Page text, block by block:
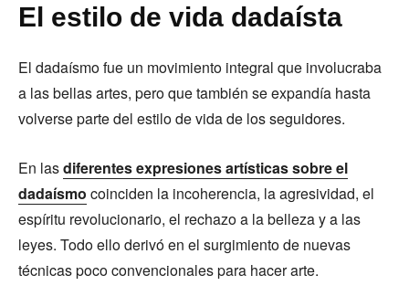
El estilo de vida dadaísta
El dadaísmo fue un movimiento integral que involucraba
a las bellas artes, pero que también se expandía hasta
volverse parte del estilo de vida de los seguidores.
En lasdiferentes expresiones artísticas sobre el
dadaísmo coinciden la incoherencia, la agresividad, el
espíritu revolucionario, el rechazo a la belleza y a las
leyes. Todo ello derivó en el surgimiento de nuevas
técnicas poco convencionales para hacer arte.